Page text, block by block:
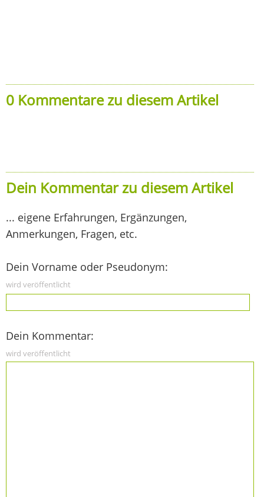
0 Kommentare zu diesem Artikel
Dein Kommentar zu diesem Artikel
... eigene Erfahrungen, Ergänzungen,
Anmerkungen, Fragen, etc.
Dein Vorname oder Pseudonym:
wird veröffentlicht
Dein Kommentar:
wird veröffentlicht